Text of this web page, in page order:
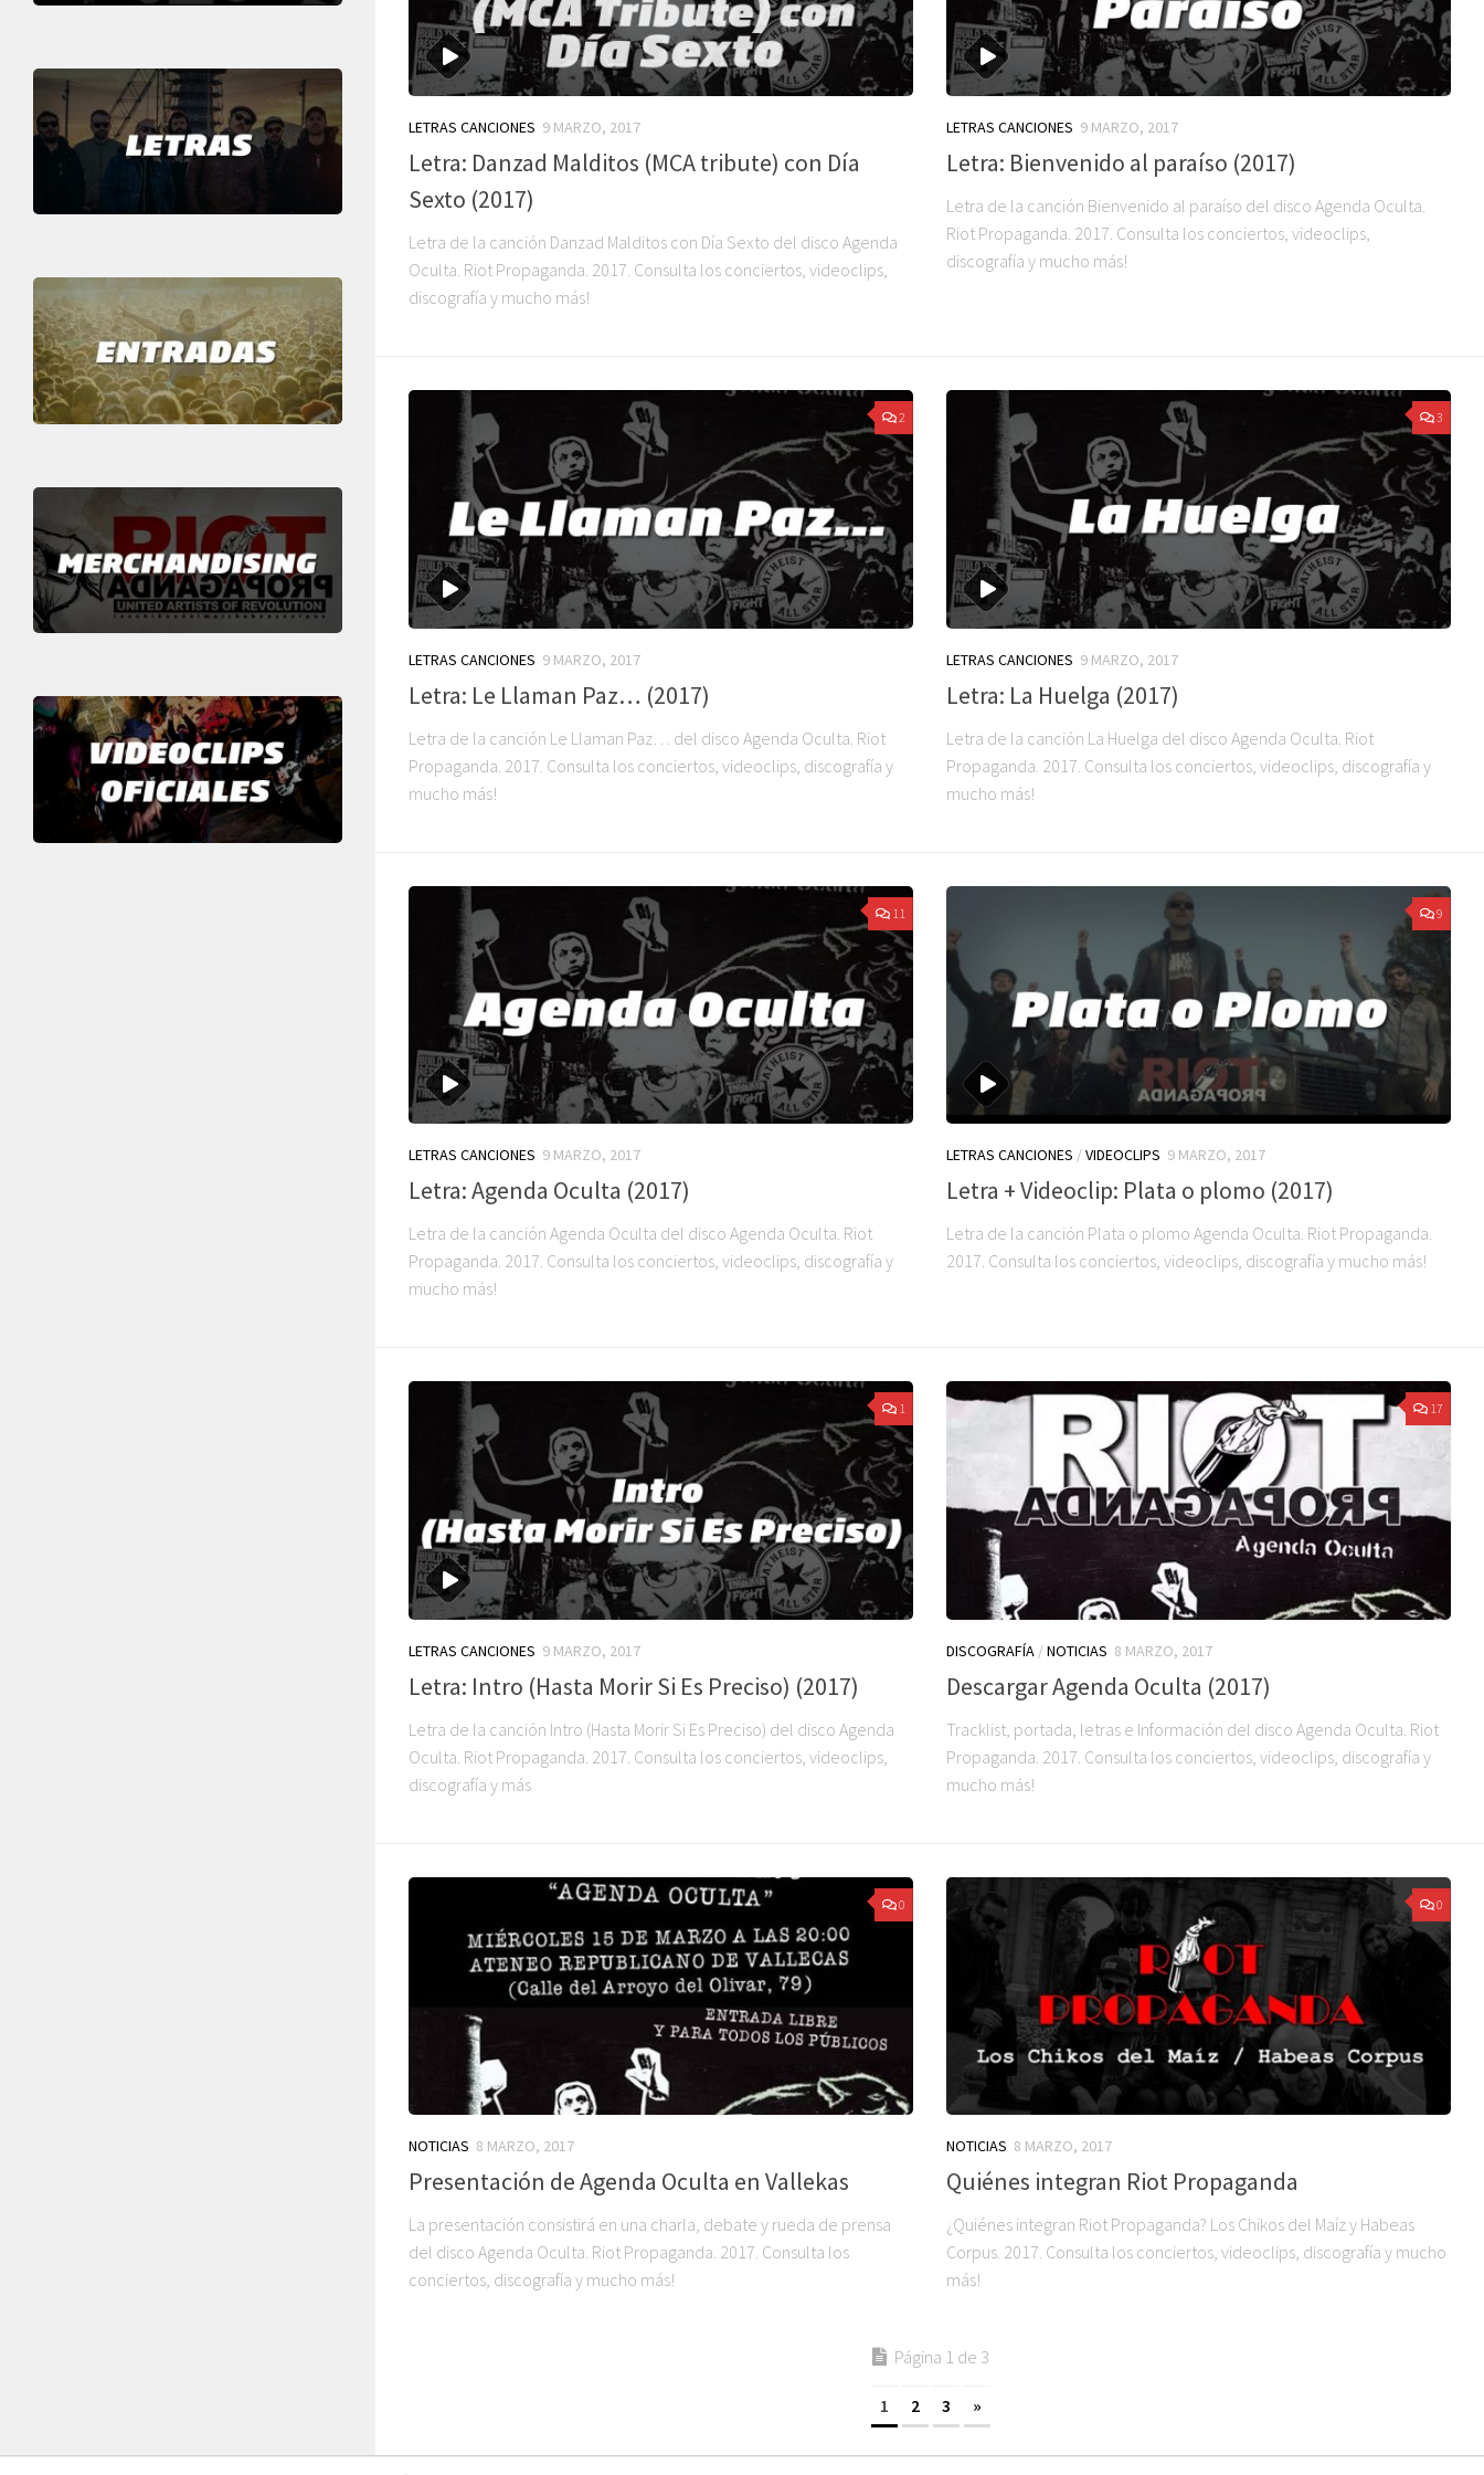
LETRAS CANCIONES 9 MARZO, 2017
Letra: Danzad Malditos (MCA tribute) con Día
Sexto (2017)
Letra de la canción Danzad Malditos con Día Sexto del disco Agenda
Oculta. Riot Propaganda. 2017. Consulta los conciertos, videoclips,
discografía y mucho más!
LETRAS CANCIONES 9 MARZO, 2017
Letra: Bienvenido al paraíso (2017)
Letra de la canción Bienvenido al paraíso del disco Agenda Oculta.
Riot Propaganda. 2017. Consulta los conciertos, videoclips,
discografía y mucho más!
2
LETRAS CANCIONES 9 MARZO, 2017
Letra: Le Llaman Paz… (2017)
Letra de la canción Le Llaman Paz… del disco Agenda Oculta. Riot
Propaganda. 2017. Consulta los conciertos, videoclips, discografía y
mucho más!
3
LETRAS CANCIONES 9 MARZO, 2017
Letra: La Huelga (2017)
Letra de la canción La Huelga del disco Agenda Oculta. Riot
Propaganda. 2017. Consulta los conciertos, videoclips, discografía y
mucho más!
11
LETRAS CANCIONES 9 MARZO, 2017
Letra: Agenda Oculta (2017)
Letra de la canción Agenda Oculta del disco Agenda Oculta. Riot
Propaganda. 2017. Consulta los conciertos, videoclips, discografía y
mucho más!
9
LETRAS CANCIONES /VIDEOCLIPS 9 MARZO, 2017
Letra + Videoclip: Plata o plomo (2017)
Letra de la canción Plata o plomo Agenda Oculta. Riot Propaganda.
2017. Consulta los conciertos, videoclips, discografía y mucho más!
1
LETRAS CANCIONES 9 MARZO, 2017
Letra: Intro (Hasta Morir Si Es Preciso) (2017)
Letra de la canción Intro (Hasta Morir Si Es Preciso) del disco Agenda
Oculta. Riot Propaganda. 2017. Consulta los conciertos, videoclips,
discografía y más
17
DISCOGRAFÍA /NOTICIAS 8 MARZO, 2017
Descargar Agenda Oculta (2017)
Tracklist, portada, letras e Información del disco Agenda Oculta. Riot
Propaganda. 2017. Consulta los conciertos, videoclips, discografía y
mucho más!
0
NOTICIAS 8 MARZO, 2017
Presentación de Agenda Oculta en Vallekas
La presentación consistirá en una charla, debate y rueda de prensa
del disco Agenda Oculta. Riot Propaganda. 2017. Consulta los
conciertos, discografía y mucho más!
0
NOTICIAS 8 MARZO, 2017
Quiénes integran Riot Propaganda
¿Quiénes integran Riot Propaganda? Los Chikos del Maíz y Habeas
Corpus. 2017. Consulta los conciertos, videoclips, discografía y mucho
más!
Página 1 de 3
1 2 3 »